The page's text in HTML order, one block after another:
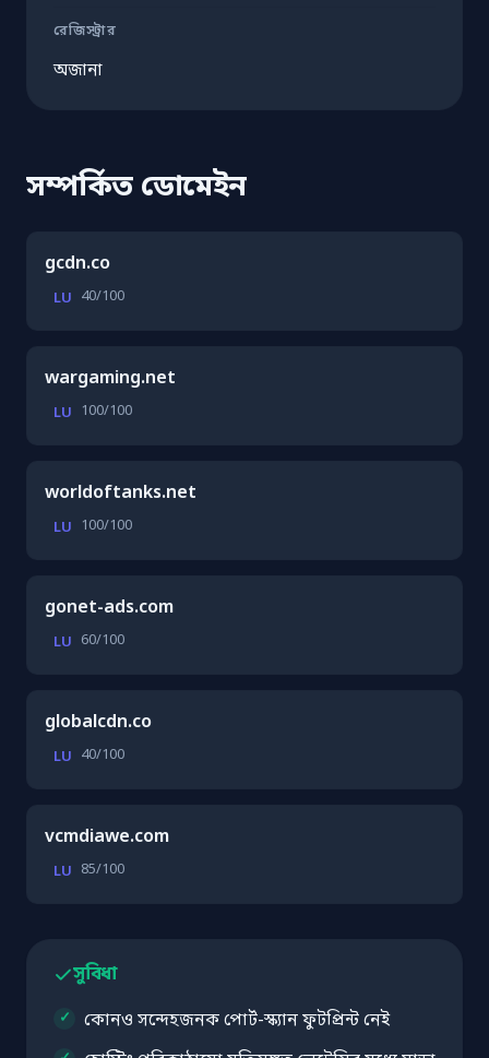
রেজিস্ট্রার
অজানা
সম্পর্কিত ডোমেইন
gcdn.co
LU 40/100
wargaming.net
LU 100/100
worldoftanks.net
LU 100/100
gonet-ads.com
LU 60/100
globalcdn.co
LU 40/100
vcmdiawe.com
LU 85/100
সুবিধা
কোনও সন্দেহজনক পোর্ট-স্ক্যান ফুটপ্রিন্ট নেই